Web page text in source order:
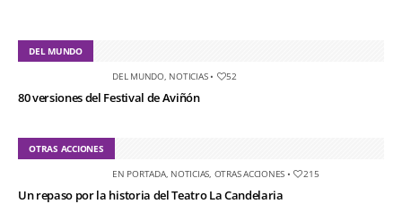
DEL MUNDO
DEL MUNDO, NOTICIAS• 52
80 versiones del Festival de Aviñón
OTRAS ACCIONES
EN PORTADA, NOTICIAS OTRAS ACCIONES • 215
Un repaso por la historia del Teatro La Candelaria